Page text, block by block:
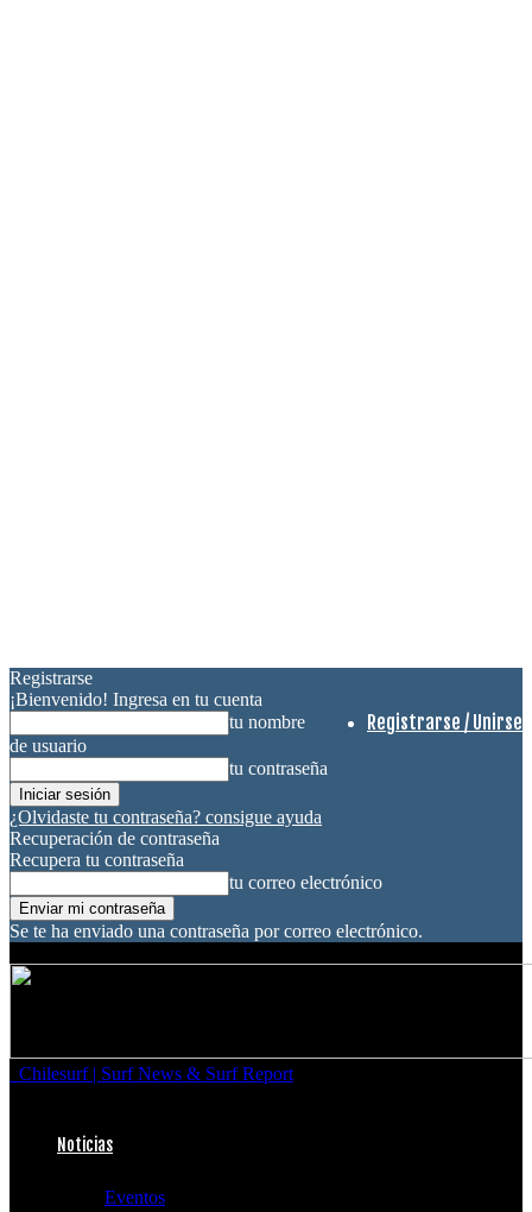
Registrarse / Unirse
Registrarse
¡Bienvenido! Ingresa en tu cuenta
tu nombre
de usuario
tu contraseña
¿Olvidaste tu contraseña? consigue ayuda
Recuperación de contraseña
Recupera tu contraseña
tu correo electrónico
Se te ha enviado una contraseña por correo electrónico.
Chilesurf | Surf News & Surf Report
Noticias
Eventos